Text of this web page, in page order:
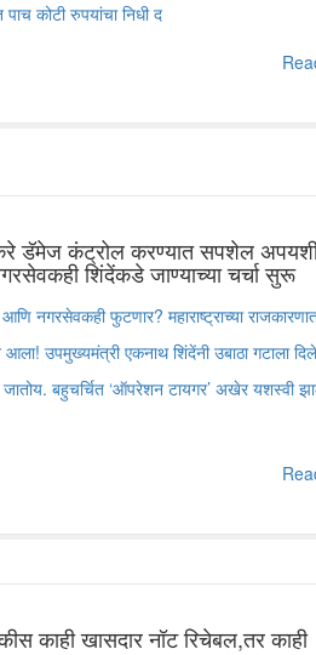
कोटी रुपयांचा निधी द
डॅमेज कंट्रोल करण्यात सपशेल
शिंदेंकडे जाण्याच्या चर्चा सुरू
नगरसेवकही फुटणार? महाराष्ट्राच्या
उपमुख्यमंत्री एकनाथ शिंदेंनी उबाठा गटाला
जातोय. बहुचर्चित ‘ऑपरेशन टायगर’ अखेर यशस्वी
काही खासदार नॉट रिचेबल,तर काही